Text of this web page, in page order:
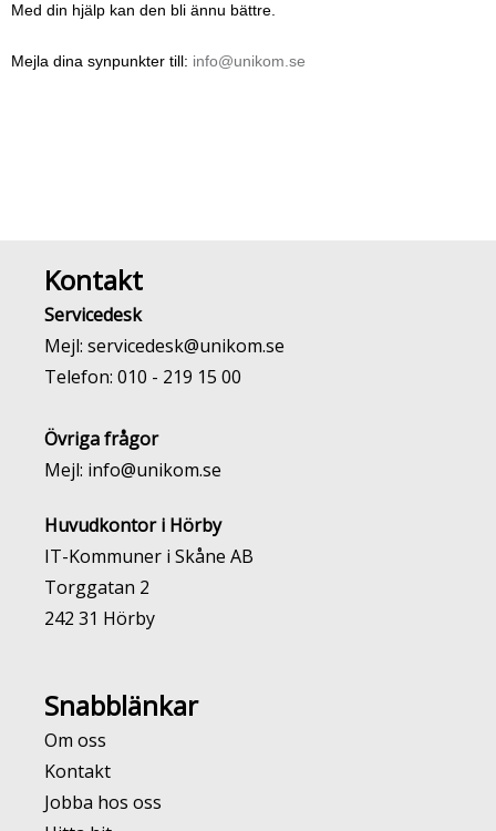
Med din hjälp kan den bli ännu bättre.
Mejla dina synpunkter till: info@unikom.se
Kontakt
Servicedesk
Mejl: servicedesk@unikom.se
Telefon: 010 - 219 15 00
Övriga frågor
Mejl: info@unikom.se
Huvudkontor i Hörby
IT-Kommuner i Skåne AB
Torggatan 2
242 31 Hörby
Snabblänkar
Om oss
Kontakt
Jobba hos oss